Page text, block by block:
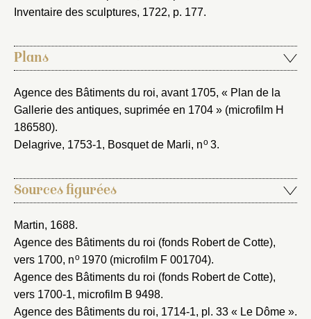
Inventaire des sculptures, 1722, p. 177.
Plans
Agence des Bâtiments du roi, avant 1705, « Plan de la
Gallerie des antiques, suprimée en 1704 » (microfilm H
186580).
Delagrive, 1753-1, Bosquet de Marli, no3.
Sources figurées
Martin, 1688.
Agence des Bâtiments du roi (fonds Robert de Cotte),
vers 1700, no1970 (microfilm F 001704).
Agence des Bâtiments du roi (fonds Robert de Cotte),
vers 1700-1, microfilm B 9498.
Agence des Bâtiments du roi, 1714-1, pl. 33 « Le Dôme ».